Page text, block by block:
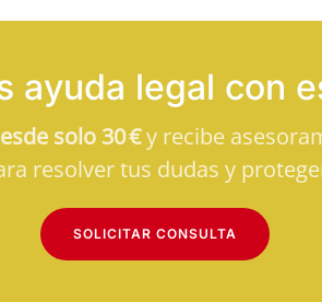
ayuda legal con
solo 30 €y recibe
resolver tus dudas y
SOLICITAR CONSULTA